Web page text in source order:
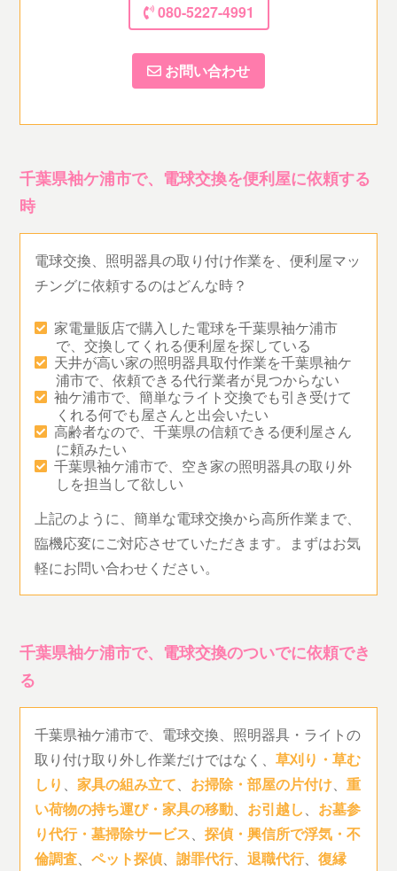
080-5227-4991
お問い合わせ
千葉県袖ケ浦市で、電球交換を便利屋に依頼する
時
電球交換、照明器具の取り付け作業を、便利屋マッ
チングに依頼するのはどんな時？
家電量販店で購入した電球を千葉県袖ケ浦市
で、交換してくれる便利屋を探している
天井が高い家の照明器具取付作業を千葉県袖ケ
浦市で、依頼できる代行業者が見つからない
袖ケ浦市で、簡単なライト交換でも引き受けて
くれる何でも屋さんと出会いたい
高齢者なので、千葉県の信頼できる便利屋さん
に頼みたい
千葉県袖ケ浦市で、空き家の照明器具の取り外
しを担当して欲しい
上記のように、簡単な電球交換から高所作業まで、
臨機応変にご対応させていただきます。まずはお気
軽にお問い合わせください。
千葉県袖ケ浦市で、電球交換のついでに依頼でき
る
千葉県袖ケ浦市で、電球交換、照明器具・ライトの
取り付け取り外し作業だけではなく、草刈り・草む
しり 、家具の組み立て、 お掃除・部屋の片付け、重
い荷物の持ち運び・家具の移動、 お引越し、 お墓参
り代行・墓掃除サービス、探偵・興信所で浮気・不
倫調査、ペット探偵、謝罪代行、退職代行、復縁